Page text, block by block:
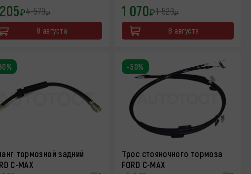
₽4 579₽
8 августа
1 070₽1 529₽
8 августа
тормозной задний
C-MAX
Трос стояночного тормоза
FORD C-MAX
-30%